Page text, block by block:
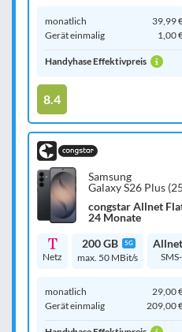
monatlich
39,99
Gerät einmalig
1,00
Handyhase Effektivpreis
8.4
Samsung
Galaxy S26 Plus
congstar Allnet
24 Monate
Netz
200 GB 5G
max. 50 MBit/s
monatlich
29,00
Gerät einmalig
209,00